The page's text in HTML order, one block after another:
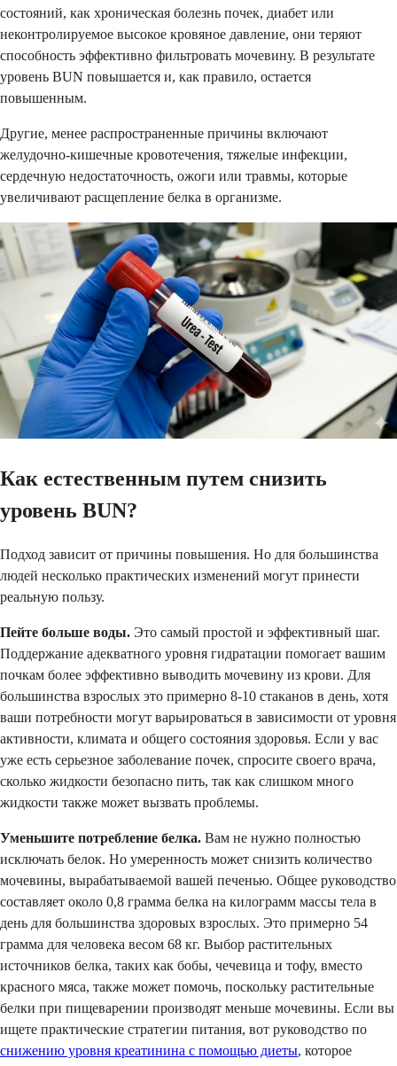
состояний, как хроническая болезнь почек, диабет или
неконтролируемое высокое кровяное давление, они теряют
способность эффективно фильтровать мочевину. В результате
уровень BUN повышается и, как правило, остается
повышенным.
Другие, менее распространенные причины включают
желудочно-кишечные кровотечения, тяжелые инфекции,
сердечную недостаточность, ожоги или травмы, которые
увеличивают расщепление белка в организме.
Как естественным путем снизить
уровень BUN?
Подход зависит от причины повышения. Но для большинства
людей несколько практических изменений могут принести
реальную пользу.
Пейте больше воды. Это самый простой и эффективный шаг.
Поддержание адекватного уровня гидратации помогает вашим
почкам более эффективно выводить мочевину из крови. Для
большинства взрослых это примерно 8-10 стаканов в день, хотя
ваши потребности могут варьироваться в зависимости от уровня
активности, климата и общего состояния здоровья. Если у вас
уже есть серьезное заболевание почек, спросите своего врача,
сколько жидкости безопасно пить, так как слишком много
жидкости также может вызвать проблемы.
Уменьшите потребление белка. Вам не нужно полностью
исключать белок. Но умеренность может снизить количество
мочевины, вырабатываемой вашей печенью. Общее руководство
составляет около 0,8 грамма белка на килограмм массы тела в
день для большинства здоровых взрослых. Это примерно 54
грамма для человека весом 68 кг. Выбор растительных
источников белка, таких как бобы, чечевица и тофу, вместо
красного мяса, также может помочь, поскольку растительные
белки при пищеварении производят меньше мочевины. Если вы
ищете практические стратегии питания, вот руководство по
снижению уровня креатинина с помощью диеты, которое